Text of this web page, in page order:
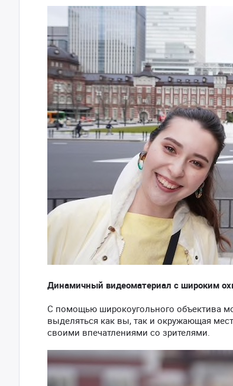
Динамичный видеоматериал с широким
С помощью широкоугольного объектива
выделяться как вы, так и окружающая
своими впечатлениями со зрителями.